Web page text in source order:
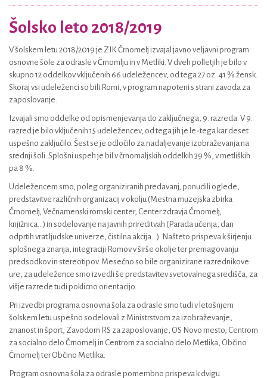
Šolsko leto 2018/2019
V šolskem letu 2018/2019 je ZIK Črnomelj izvajal javno veljavni program
osnovne šole za odrasle v Črnomlju in v Metliki. V dveh polletjih je bilo v
skupno 12 oddelkov vključenih 66 udeležencev, od tega 27 oz. 41 % žensk.
Skoraj vsi udeleženci so bili Romi, v program napoteni s strani zavoda za
zaposlovanje.
Izvajali smo oddelke od opismenjevanja do zaključnega, 9. razreda. V 9.
razred je bilo vključenih 15 udeležencev, od tega jih je le-tega kar deset
uspešno zaključilo. Šest se je odločilo za nadaljevanje izobraževanja na
srednji šoli. Splošni uspeh je bil v črnomaljskih oddelkih 39 %, v metliških
pa 8 %.
Udeležencem smo, poleg organiziranih predavanj, ponudili oglede,
predstavitve različnih organizacij v okolju (Mestna muzejska zbirka
Črnomelj, Večnamenski romski center, Center zdravja Črnomelj,
knjižnica…) in sodelovanje na javnih prireditvah (Parada učenja, dan
odprtih vrat ljudske univerze, čistilna akcija…). Našteto prispeva k širjenju
splošnega znanja, integraciji Romov v širše okolje ter premagovanju
predsodkov in stereotipov. Mesečno so bile organizirane razrednikove
ure, za udeležence smo izvedli še predstavitev svetovalnega središča, za
višje razrede tudi poklicno orientacijo.
Pri izvedbi programa osnovna šola za odrasle smo tudi v letošnjem
šolskem letu uspešno sodelovali z Ministrstvom za izobraževanje,
znanost in šport, Zavodom RS za zaposlovanje, OS Novo mesto, Centrom
za socialno delo Črnomelj in Centrom za socialno delo Metlika, Občino
Črnomelj ter Občino Metlika.
Program osnovna šola za odrasle pomembno prispeva k dvigu